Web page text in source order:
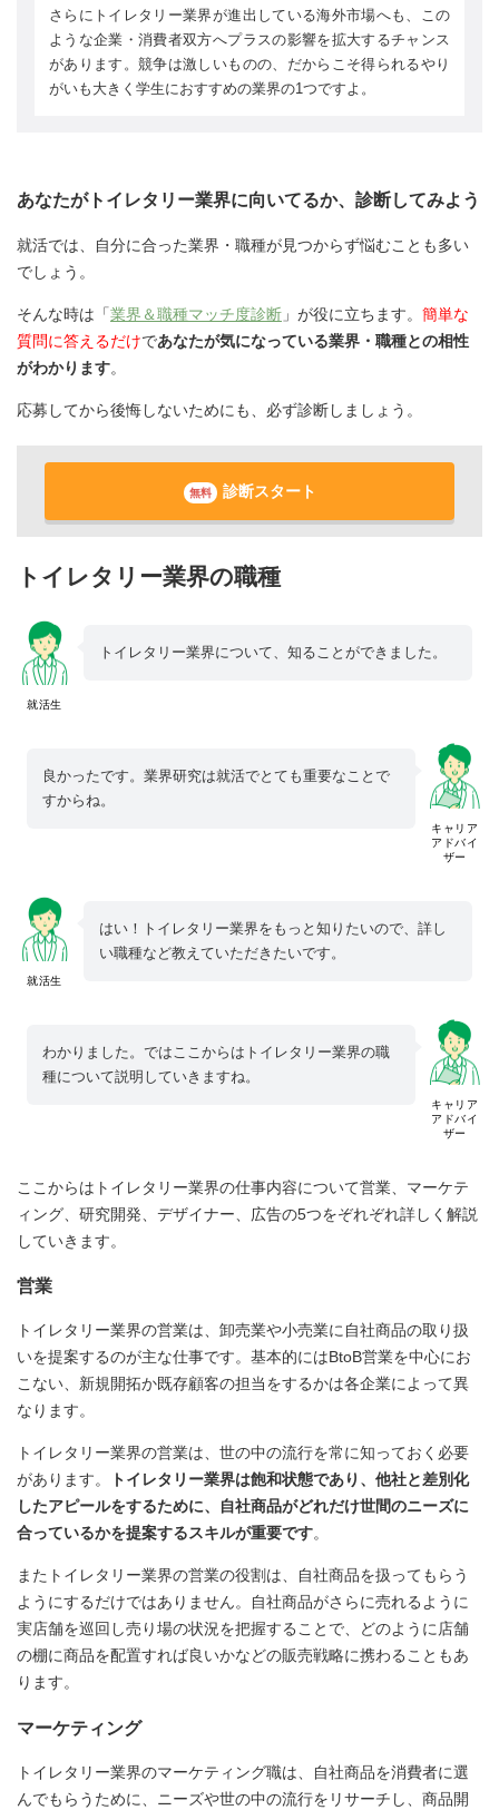
さらにトイレタリー業界が進出している海外市場へも、この
ような企業・消費者双方へプラスの影響を拡大するチャンス
があります。競争は激しいものの、だからこそ得られるやり
がいも大きく学生におすすめの業界の1つですよ。
あなたがトイレタリー業界に向いてるか、診断してみよう
就活では、自分に合った業界・職種が見つからず悩むことも多い
でしょう。
そんな時は「業界＆職種マッチ度診断 」が役に立ちます。 簡単な
質問に答えるだけであなたが気になっている業界・職種との相性
がわかります。
応募してから後悔しないためにも、必ず診断しましょう。
無料 診断スタート
トイレタリー業界の職種
就活生
トイレタリー業界について、知ることができました。
キャリア
アドバイ
ザー
良かったです。業界研究は就活でとても重要なことで
すからね。
就活生
はい！トイレタリー業界をもっと知りたいので、詳し
い職種など教えていただきたいです。
キャリア
アドバイ
ザー
わかりました。ではここからはトイレタリー業界の職
種について説明していきますね。
ここからはトイレタリー業界の仕事内容について営業、マーケテ
ィング、研究開発、デザイナー、広告の5つをぞれぞれ詳しく解説
していきます。
営業
トイレタリー業界の営業は、卸売業や小売業に自社商品の取り扱
いを提案するのが主な仕事です。基本的にはBtoB営業を中心にお
こない、新規開拓か既存顧客の担当をするかは各企業によって異
なります。
トイレタリー業界の営業は、世の中の流行を常に知っておく必要
があります。
トイレタリー業界は飽和状態であり、他社と差別化
したアピールをするために、自社商品がどれだけ世間のニーズに
合っているかを提案するスキルが重要です。
またトイレタリー業界の営業の役割は、自社商品を扱ってもらう
ようにするだけではありません。自社商品がさらに売れるように
実店舗を巡回し売り場の状況を把握することで、どのように店舗
の棚に商品を配置すれば良いかなどの販売戦略に携わることもあ
ります。
マーケティング
トイレタリー業界のマーケティング職は、自社商品を消費者に選
んでもらうために、ニーズや世の中の流行をリサーチし、商品開